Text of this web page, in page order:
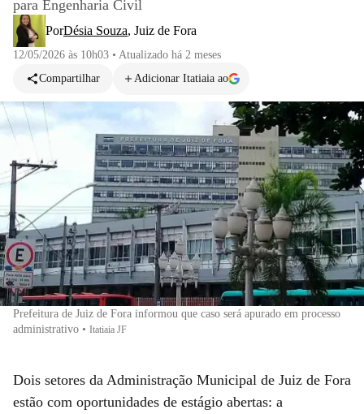
para Engenharia Civil
PorDésia Souza, Juiz de Fora
12/05/2026 às 10h03 • Atualizado há 2 meses
Compartilhar
Adicionar Itatiaia ao
Prefeitura de Juiz de Fora informou que caso será apurado em processo
administrativo • Itatiaia JF
Dois setores da Administração Municipal de Juiz de Fora
estão com oportunidades de estágio abertas: a